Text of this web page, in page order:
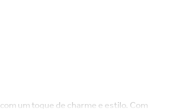
um toque de charme e estilo. Com